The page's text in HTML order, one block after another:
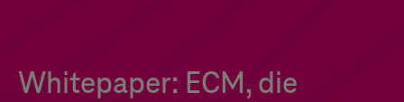
Whitepaper: ECM, die